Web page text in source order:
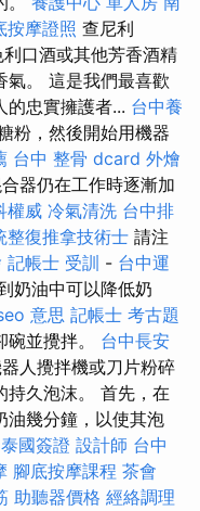
按摩證照 查尼利
口酒或其他芳香酒精
氣。 這是我們最喜歡
的忠實擁護者... 台中養
粉，然後開始用機器
台中 整骨 dcard 外燴
器仍在工作時逐漸加
權威 冷氣清洗 台中排
整復推拿技術士 請注
記帳士 受訓 - 台中運
奶油中可以降低奶
意思 記帳士 考古題
並攪拌。 台中長安
人攪拌機或刀片粉碎
持久泡沫。 首先，在
油幾分鐘，以使其泡
泰國簽證 設計師 台中
腳底按摩課程 茶會
助聽器價格 經絡調理